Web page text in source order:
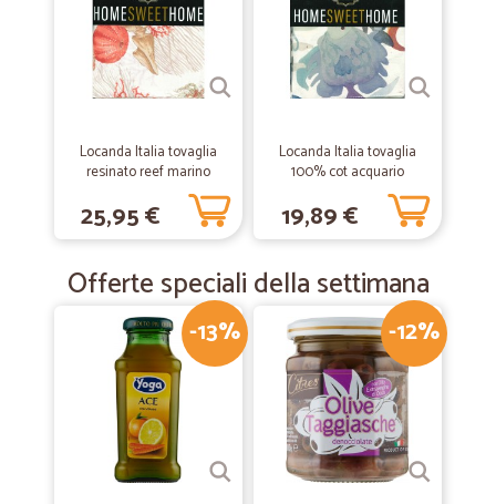
07/05/2019
—Denis T.
Velocissimi. Tutto OK.
Vekocissimi
— Bruno D.
Azienda affidabile, ho acquistato per la prima volta e la consiglio con
5 stelle. Spedizione arrivata in 2 gg.
Locanda Italia tovaglia
resinato reef marino
25,95 €
Locanda Italia tovaglia
100% cot acquario
19,89 €
Offerte speciali della settimana
-13% -12%